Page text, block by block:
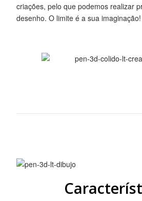
criações, pelo que podemos realizar
desenho. O limite é a sua imaginação!